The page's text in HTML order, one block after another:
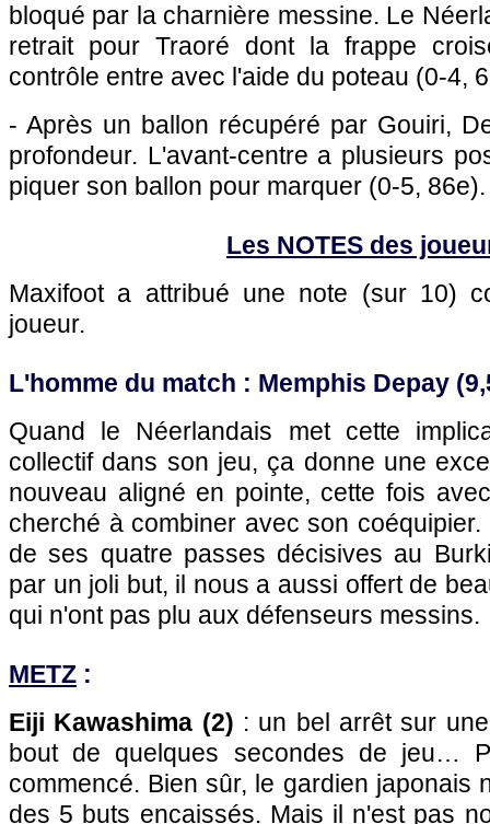
bloqué par la charnière messine. Le
retrait pour Traoré dont la frappe
contrôle entre avec l'aide du poteau (0-4,
- Après un ballon récupéré par Gouiri,
profondeur. L'avant-centre a plusieurs
piquer son ballon pour marquer (0-5, 86e).
Les NOTES des
Maxifoot a attribué une note (sur 10)
joueur.
L'homme du match : Memphis Depay
Quand le Néerlandais met cette
collectif dans son jeu, ça donne une
nouveau aligné en pointe, cette fois
cherché à combiner avec son
de ses quatre passes décisives au
par un joli but, il nous a aussi offert de
qui n'ont pas plu aux défenseurs messins.
METZ :
Eiji Kawashima (2) : un bel arrêt sur
bout de quelques secondes de jeu…
commencé. Bien sûr, le gardien japonais
des 5 buts encaissés. Mais il n'est pas